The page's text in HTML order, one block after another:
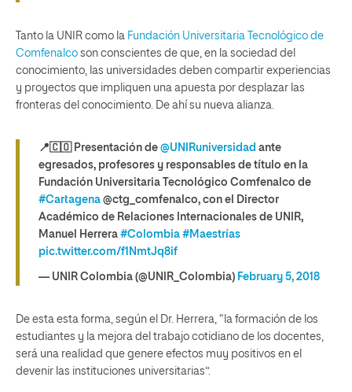
Tanto la UNIR como la Fundación Universitaria Tecnológico de
Comfenalco son conscientes de que, en la sociedad del
conocimiento, las universidades deben compartir experiencias
y proyectos que impliquen una apuesta por desplazar las
fronteras del conocimiento. De ahí su nueva alianza.
📍🇨🇴 Presentación de @UNIRuniversidad ante
egresados, profesores y responsables de título en la
Fundación Universitaria Tecnológico Comfenalco de
#Cartagena @ctg_comfenalco, con el Director
Académico de Relaciones Internacionales de UNIR,
Manuel Herrera #Colombia #Maestrías
pic.twitter.com/f1NmtJq8if
— UNIR Colombia (@UNIR_Colombia) February 5, 2018
De esta esta forma, según el Dr. Herrera, “la formación de los
estudiantes y la mejora del trabajo cotidiano de los docentes,
será una realidad que genere efectos muy positivos en el
devenir las instituciones universitarias”.